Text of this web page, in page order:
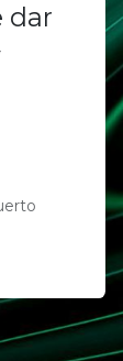
dar